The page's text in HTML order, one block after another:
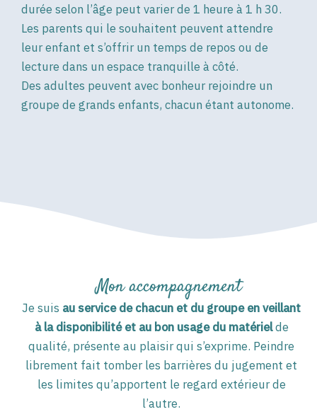
durée selon l’âge peut varier de 1 heure à 1 h 30.
Les parents qui le souhaitent peuvent attendre
leur enfant et s’offrir un temps de repos ou de
lecture dans un espace tranquille à côté.
Des adultes peuvent avec bonheur rejoindre un
groupe de grands enfants, chacun étant autonome.
Mon accompagnement
Je suis au service de chacun et du groupe en veillant
à la disponibilité et au bon usage du matérielde
qualité, présente au plaisir qui s’exprime. Peindre
librement fait tomber les barrières du jugement et
les limites qu’apportent le regard extérieur de
l’autre.